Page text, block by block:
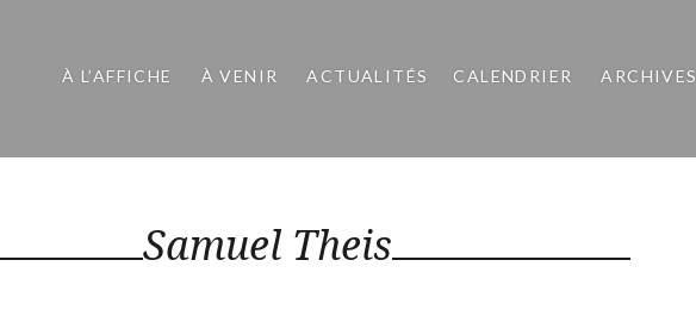
À L’AFFICHE À VENIR ACTUALITÉS CALENDRIER ARCHIVES
Samuel Theis